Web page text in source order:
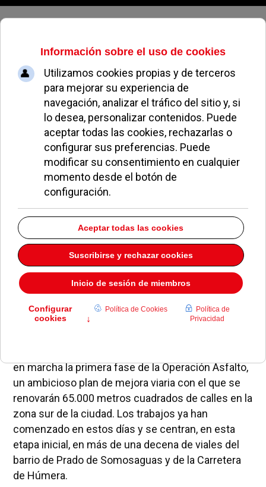
Sábado, 08 de agosto de 2026
Arranca la primera fase del plan
de asfaltado en Pozuelo con más
de 720.000 euros de inversión
ALEJANDRO MORENO NOTICIAS DE POZUELO 24 MARZO 2025
en marcha la primera fase de la Operación Asfalto,
un ambicioso plan de mejora viaria con el que se
renovarán 65.000 metros cuadrados de calles en la
zona sur de la ciudad. Los trabajos ya han
comenzado en estos días y se centran, en esta
etapa inicial, en más de una decena de viales del
barrio de Prado de Somosaguas y de la Carretera
de Húmera.